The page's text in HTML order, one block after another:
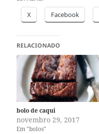
X Facebook
RELACIONADO
bolo de caqui
novembro 29, 2017
Em "bolos"